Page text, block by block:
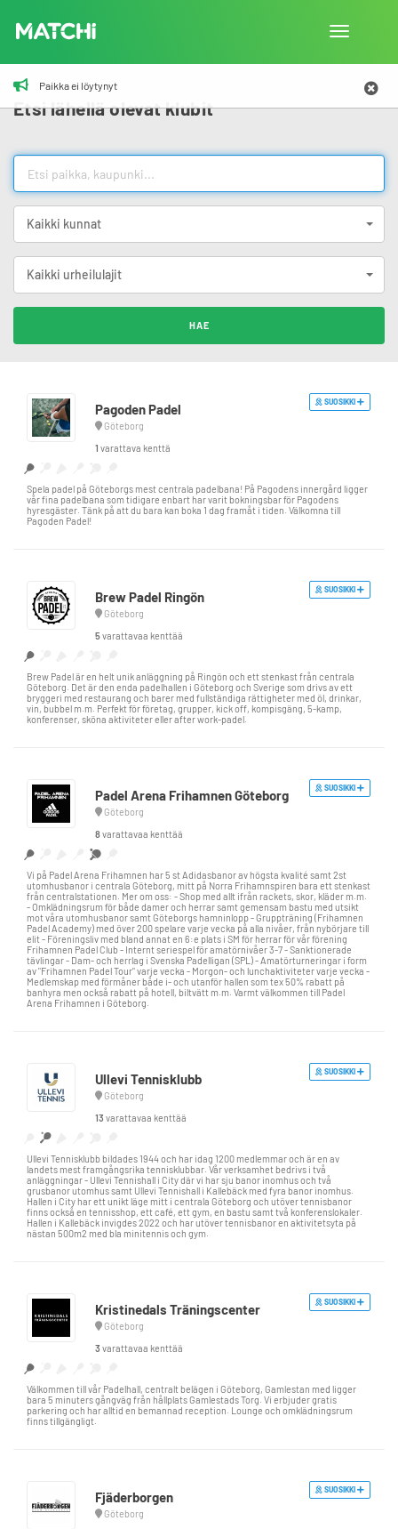
Vaihda
Paikka ei löytynyt
Etsi lähellä olevat klubit
Kaikki kunnat
Kaikki urheilulajit
Pagoden Padel
Göteborg
1 varattava kenttä
SUOSIKKI
Spela padel på Göteborgs mest centrala padelbana! På Pagodens innergård ligger
vår fina padelbana som tidigare enbart har varit bokningsbar för Pagodens
hyresgäster. Tänk på att du bara kan boka 1 dag framåt i tiden. Välkomna till
Pagoden Padel!
Brew Padel Ringön
Göteborg
5varattavaa kenttää
SUOSIKKI
Brew Padel är en helt unik anläggning på Ringön och ett stenkast från centrala
Göteborg. Det är den enda padelhallen i Göteborg och Sverige som drivs av ett
bryggeri med restaurang och barer med fullständiga rättigheter med öl, drinkar,
vin, bubbel m.m. Perfekt för företag, grupper, kick off, kompisgäng, 5-kamp,
konferenser, sköna aktiviteter eller after work-padel.
Padel Arena Frihamnen Göteborg
Göteborg
8varattavaa kenttää
SUOSIKKI
Vi på Padel Arena Frihamnen har 5 st Adidasbanor av högsta kvalité samt 2st
utomhusbanor i centrala Göteborg, mitt på Norra Frihamnspiren bara ett stenkast
från centralstationen. Mer om oss: - Shop med allt ifrån rackets, skor, kläder m.m.
- Omklädningsrum för både damer och herrar samt gemensam bastu med utsikt
mot våra utomhusbanor samt Göteborgs hamninlopp - Gruppträning (Frihamnen
Padel Academy) med över 200 spelare varje vecka på alla nivåer, från nybörjare till
elit - Föreningsliv med bland annat en 6:e plats i SM för herrar för vår förening
Frihamnen Padel Club - Internt seriespel för amatörnivåer 3-7 - Sanktionerade
tävlingar - Dam- och herrlag i Svenska Padelligan (SPL) - Amatörturneringar i form
av "Frihamnen Padel Tour" varje vecka - Morgon- och lunchaktiviteter varje vecka -
Medlemskap med förmåner både i- och utanför hallen som tex 50% rabatt på
banhyra men också rabatt på hotell, biltvätt m.m. Varmt välkommen till Padel
Arena Frihamnen i Göteborg.
Ullevi Tennisklubb
Göteborg
13 varattavaa kenttää
SUOSIKKI
Ullevi Tennisklubb bildades 1944 och har idag 1200 medlemmar och är en av
landets mest framgångsrika tennisklubbar. Vår verksamhet bedrivs i två
anläggningar - Ullevi Tennishall i City där vi har sju banor inomhus och två
grusbanor utomhus samt Ullevi Tennishall i Kallebäck med fyra banor inomhus.
Hallen i City har ett unikt läge mitt i centrala Göteborg och utöver tennisbanor
finns också en tennisshop, ett café, ett gym, en bastu samt två konferenslokaler.
Hallen i Kallebäck invigdes 2022 och har utöver tennisbanor en aktivitetsyta på
nästan 500m2 med bla minitennis och gym.
Kristinedals Träningscenter
Göteborg
3 varattavaa kenttää
SUOSIKKI
Välkommen till vår Padelhall, centralt belägen i Göteborg, Gamlestan med ligger
bara 5 minuters gångväg från hållplats Gamlestads Torg. Vi erbjuder gratis
parkering och har alltid en bemannad reception. Lounge och omklädningsrum
finns tillgängligt.
Fjäderborgen
Göteborg
SUOSIKKI